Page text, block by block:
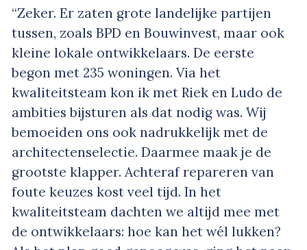
“Zeker. Er zaten grote landelijke partijen
tussen, zoals BPD en Bouwinvest, maar ook
kleine lokale ontwikkelaars. De eerste
begon met 235 woningen. Via het
kwaliteitsteam kon ik met Riek en Ludo de
ambities bijsturen als dat nodig was. Wij
bemoeiden ons ook nadrukkelijk met de
architectenselectie. Daarmee maak je de
grootste klapper. Achteraf repareren van
foute keuzes kost veel tijd. In het
kwaliteitsteam dachten we altijd mee met
de ontwikkelaars: hoe kan het wél lukken?